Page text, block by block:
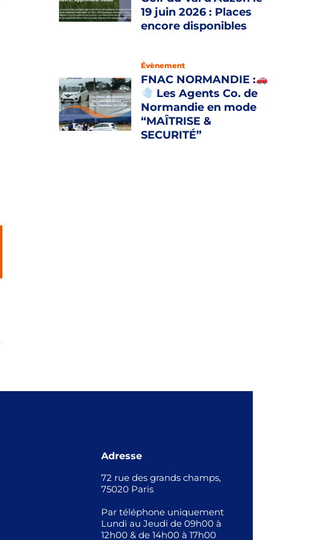
19 juin 2026 : Places
encore disponibles
Évènement
FNAC NORMANDIE :
Les Agents Co. de
Normandie en mode
“MAÎTRISE &
SECURITÉ”
Adresse
72 rue des grands champs,
75020 Paris
Par téléphone uniquement
Lundi au Jeudi de 09h00 à
12h00 & de 14h00 à 17h00